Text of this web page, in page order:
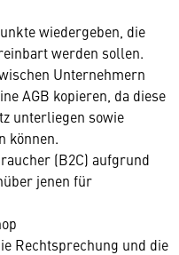
wiedergeben, die
werden sollen.
Unternehmern
AGB kopieren, da diese
unterliegen sowie
können.
(B2C) aufgrund
jenen für
Rechtsprechung und die